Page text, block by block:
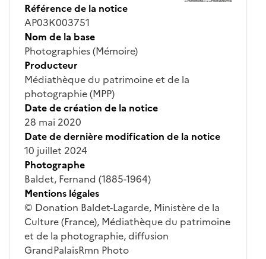
Référence de la notice
AP03K003751
Nom de la base
Photographies (Mémoire)
Producteur
Médiathèque du patrimoine et de la
photographie (MPP)
Date de création de la notice
28 mai 2020
Date de dernière modification de la notice
10 juillet 2024
Photographe
Baldet, Fernand (1885-1964)
Mentions légales
© Donation Baldet-Lagarde, Ministère de la
Culture (France), Médiathèque du patrimoine
et de la photographie, diffusion
GrandPalaisRmn Photo